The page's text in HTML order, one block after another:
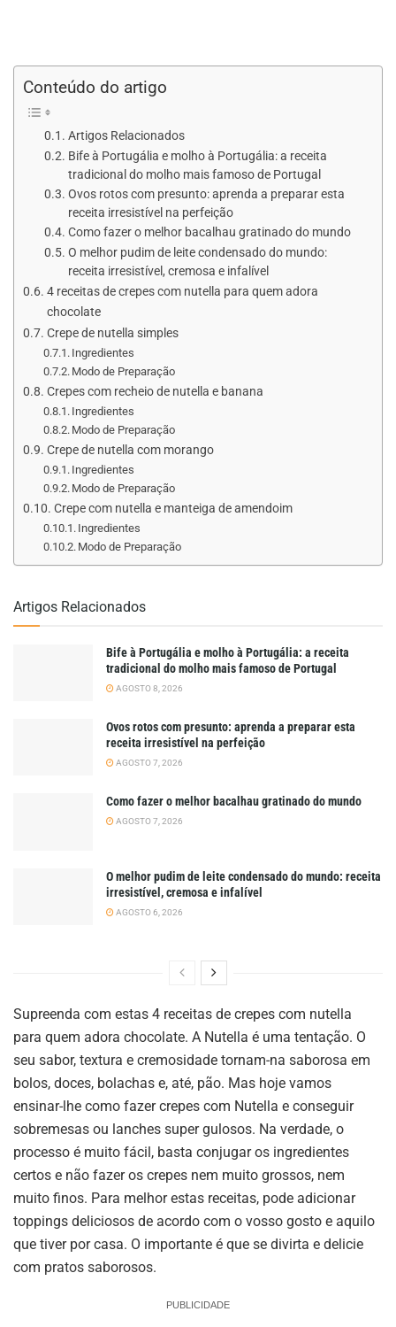
Conteúdo do artigo
Artigos Relacionados
Bife à Portugália e molho à Portugália: a receita
tradicional do molho mais famoso de Portugal
Ovos rotos com presunto: aprenda a preparar esta
receita irresistível na perfeição
Como fazer o melhor bacalhau gratinado do mundo
O melhor pudim de leite condensado do mundo:
receita irresistível, cremosa e infalível
4 receitas de crepes com nutella para quem adora
chocolate
Crepe de nutella simples
Ingredientes
Modo de Preparação
Crepes com recheio de nutella e banana
Ingredientes
Modo de Preparação
Crepe de nutella com morango
Ingredientes
Modo de Preparação
Crepe com nutella e manteiga de amendoim
Ingredientes
Modo de Preparação
Artigos Relacionados
Bife à Portugália e molho à Portugália: a receita
tradicional do molho mais famoso de Portugal
AGOSTO 8, 2026
Ovos rotos com presunto: aprenda a preparar esta
receita irresistível na perfeição
AGOSTO 7, 2026
Como fazer o melhor bacalhau gratinado do mundo
AGOSTO 7, 2026
O melhor pudim de leite condensado do mundo: receita
irresistível, cremosa e infalível
AGOSTO 6, 2026
Supreenda com estas 4 receitas de crepes com nutella
para quem adora chocolate. A Nutella é uma tentação. O
seu sabor, textura e cremosidade tornam-na saborosa em
bolos, doces, bolachas e, até, pão. Mas hoje vamos
ensinar-lhe como fazer crepes com Nutella e conseguir
sobremesas ou lanches super gulosos. Na verdade, o
processo é muito fácil, basta conjugar os ingredientes
certos e não fazer os crepes nem muito grossos, nem
muito finos. Para melhor estas receitas, pode adicionar
toppings deliciosos de acordo com o vosso gosto e aquilo
que tiver por casa. O importante é que se divirta e delicie
com pratos saborosos.
PUBLICIDADE